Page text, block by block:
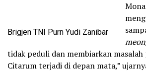
Brigjen TNI Purn Yudi Zanibar
tidak peduli dan membiarkan
Citarum terjadi di depan mata,”